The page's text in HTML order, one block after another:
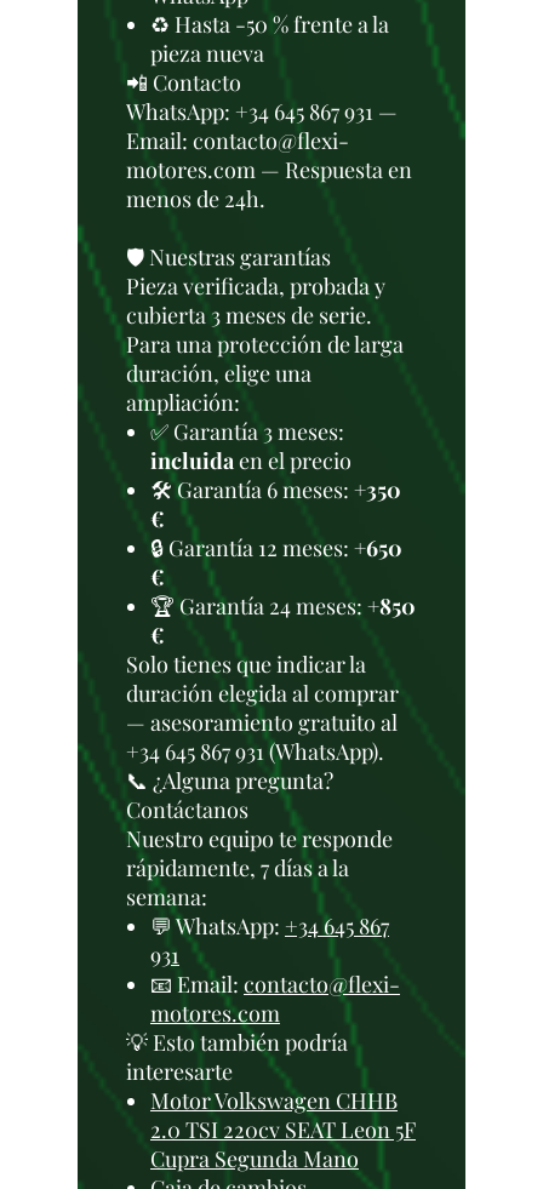
♻️ Hasta -50 % frente a la
pieza nueva
📲 Contacto
WhatsApp: +34 645 867 931 —
Email: contacto@flexi-
motores.com — Respuesta en
menos de 24h.
🛡️ Nuestras garantías
Pieza verificada, probada y
cubierta 3 meses de serie.
Para una protección de larga
duración, elige una
ampliación:
✅ Garantía 3 meses:
incluidaen el precio
🛠️ Garantía 6 meses: +350
€
🔒 Garantía 12 meses: +650
€
🏆 Garantía 24 meses: +850
€
Solo tienes que indicar la
duración elegida al comprar
— asesoramiento gratuito al
+34 645 867 931 (WhatsApp).
📞 ¿Alguna pregunta?
Contáctanos
Nuestro equipo te responde
rápidamente, 7 días a la
semana:
💬 WhatsApp: +34 645 867
931
📧 Email: contacto@flexi-
motores.com
💡 Esto también podría
interesarte
Motor Volkswagen CHHB
2.0 TSI 220cv SEAT Leon 5F
Cupra Segunda Mano